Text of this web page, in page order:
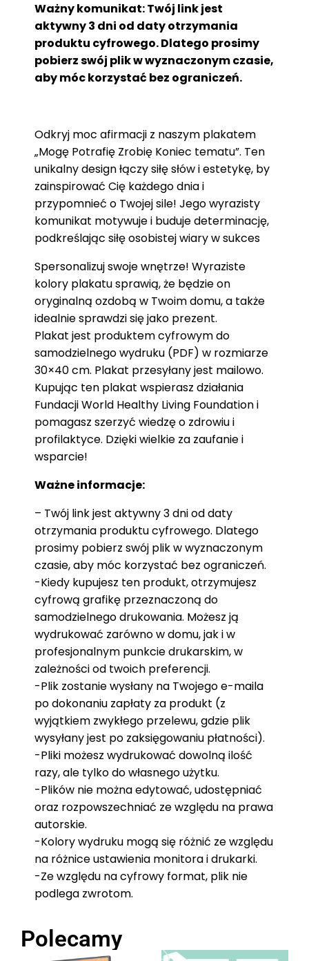
Ważny komunikat: Twój link jest
aktywny 3 dni od daty otrzymania
produktu cyfrowego. Dlatego prosimy
pobierz swój plik w wyznaczonym czasie,
aby móc korzystać bez ograniczeń.
Odkryj moc afirmacji z naszym plakatem
„Mogę Potrafię Zrobię Koniec tematu”. Ten
unikalny design łączy siłę słów i estetykę, by
zainspirować Cię każdego dnia i
przypomnieć o Twojej sile! Jego wyrazisty
komunikat motywuje i buduje determinację,
podkreślając siłę osobistej wiary w sukces
Spersonalizuj swoje wnętrze! Wyraziste
kolory plakatu sprawią, że będzie on
oryginalną ozdobą w Twoim domu, a także
idealnie sprawdzi się jako prezent.
Plakat jest produktem cyfrowym do
samodzielnego wydruku (PDF) w rozmiarze
30×40 cm. Plakat przesyłany jest mailowo.
Kupując ten plakat wspierasz działania
Fundacji World Healthy Living Foundation i
pomagasz szerzyć wiedzę o zdrowiu i
profilaktyce. Dzięki wielkie za zaufanie i
wsparcie!
Ważne informacje:
– Twój link jest aktywny 3 dni od daty
otrzymania produktu cyfrowego. Dlatego
prosimy pobierz swój plik w wyznaczonym
czasie, aby móc korzystać bez ograniczeń.
-Kiedy kupujesz ten produkt, otrzymujesz
cyfrową grafikę przeznaczoną do
samodzielnego drukowania. Możesz ją
wydrukować zarówno w domu, jak i w
profesjonalnym punkcie drukarskim, w
zależności od twoich preferencji.
-Plik zostanie wysłany na Twojego e-maila
po dokonaniu zapłaty za produkt (z
wyjątkiem zwykłego przelewu, gdzie plik
wysyłany jest po zaksięgowaniu płatności).
-Pliki możesz wydrukować dowolną ilość
razy, ale tylko do własnego użytku.
-Plików nie można edytować, udostępniać
oraz rozpowszechniać ze względu na prawa
autorskie.
-Kolory wydruku mogą się różnić ze względu
na różnice ustawienia monitora i drukarki.
-Ze względu na cyfrowy format, plik nie
podlega zwrotom.
Polecamy